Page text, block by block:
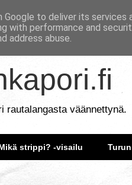
rautalangasta väännettynä.
strippi? -visailu
to deliver its services
with performance and
address abuse.